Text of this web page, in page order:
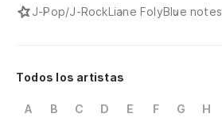
J-Pop/J-RockLiane FolyBlue notes
Todos los artistas
A B C D E F G H